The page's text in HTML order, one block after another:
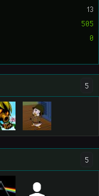
13
505
0
5
5